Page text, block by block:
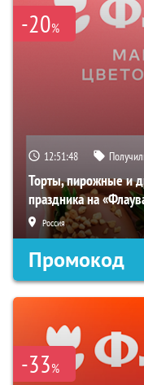
-20%
12:51:47
Торты, пирожные и
праздника на
Россия
Промокод
-33%